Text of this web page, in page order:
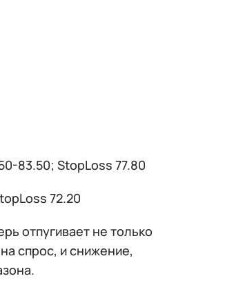
83.50; StopLoss 77.80
72.20
отпугивает не только
спрос, и снижение,